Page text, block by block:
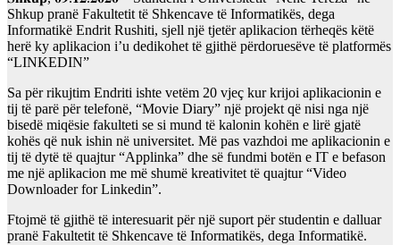
Shkup pranë Fakultetit të Shkencave të Informatikës, dega
Informatikë Endrit Rushiti, sjell një tjetër aplikacion tërheqës këtë
herë ky aplikacion i’u dedikohet të gjithë përdoruesëve të platformës
“LINKEDIN”
Sa për rikujtim Endriti ishte vetëm 20 vjeç kur krijoi aplikacionin e
tij të parë për telefonë, “Movie Diary” një projekt që nisi nga një
bisedë miqësie fakulteti se si mund të kalonin kohën e lirë gjatë
kohës që nuk ishin në universitet. Më pas vazhdoi me aplikacionin e
tij të dytë të quajtur “Applinka” dhe së fundmi botën e IT e befason
me një aplikacion me më shumë kreativitet të quajtur “Video
Downloader for Linkedin”.
Ftojmë të gjithë të interesuarit për një suport për studentin e dalluar
pranë Fakultetit të Shkencave të Informatikës, dega Informatikë.